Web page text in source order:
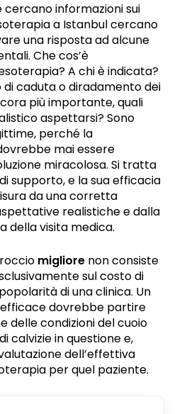
informazioni sui
a Istanbul cercano
una risposta ad alcune
Che cos’è
A chi è indicata?
di caduta o diradamento dei
più importante, quali
aspettarsi? Sono
perché la
mai essere
miracolosa. Si tratta
supporto, e la sua efficacia
da una corretta
realistiche e dalla
della visita medica.
migliore non consiste
sul costo di
di una clinica. Un
dovrebbe partire
delle condizioni del cuoio
calvizie in questione e,
dell’effettiva
per quel paziente.